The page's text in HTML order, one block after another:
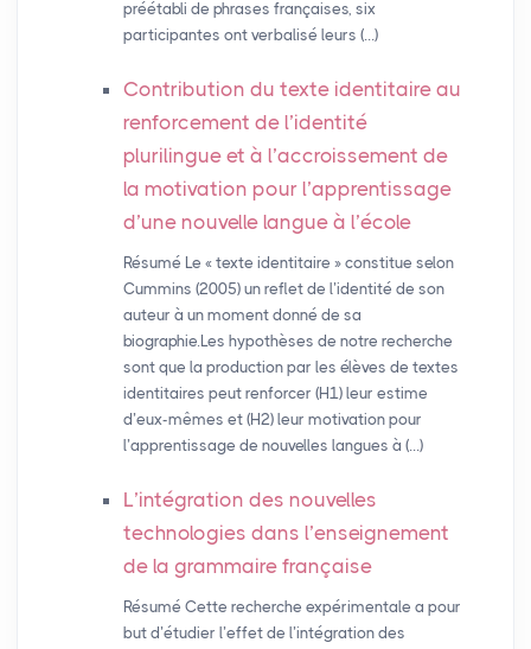
préétabli de phrases françaises, six
participantes ont verbalisé leurs (…)
Contribution du texte identitaire au
renforcement de l’identité
plurilingue et à l’accroissement de
la motivation pour l’apprentissage
d’une nouvelle langue à l’école
Résumé Le « texte identitaire » constitue selon
Cummins (2005) un reflet de l’identité de son
auteur à un moment donné de sa
biographie.Les hypothèses de notre recherche
sont que la production par les élèves de textes
identitaires peut renforcer (H1) leur estime
d’eux-mêmes et (H2) leur motivation pour
l’apprentissage de nouvelles langues à (…)
L’intégration des nouvelles
technologies dans l’enseignement
de la grammaire française
Résumé Cette recherche expérimentale a pour
but d’étudier l’effet de l’intégration des